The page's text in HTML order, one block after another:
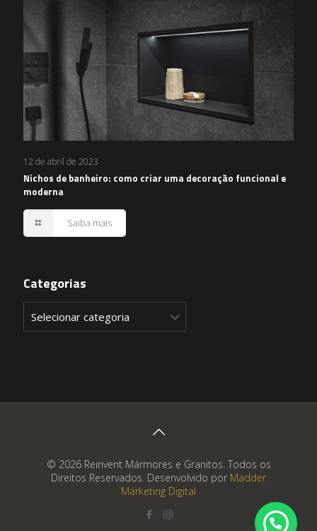
12 de abril de 2023
Nichos de banheiro: como criar uma decoração funcional e
moderna
Saiba mais
Categorias
© 2026 Reinvent Mármores e Granitos. Todos os
Direitos Reservados. Desenvolvido por Madder
Marketing Digital